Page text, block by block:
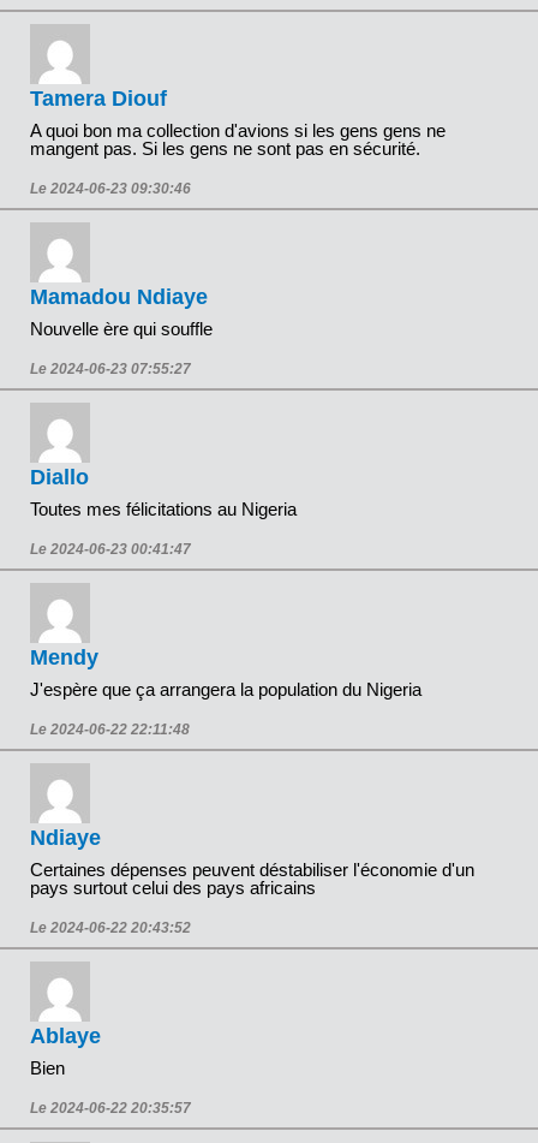
Tamera Diouf
A quoi bon ma collection d'avions si les gens gens ne
mangent pas. Si les gens ne sont pas en sécurité.
Le 2024-06-23 09:30:46
Mamadou Ndiaye
Nouvelle ère qui souffle
Le 2024-06-23 07:55:27
Diallo
Toutes mes félicitations au Nigeria
Le 2024-06-23 00:41:47
Mendy
J'espère que ça arrangera la population du Nigeria
Le 2024-06-22 22:11:48
Ndiaye
Certaines dépenses peuvent déstabiliser l'économie d'un
pays surtout celui des pays africains
Le 2024-06-22 20:43:52
Ablaye
Bien
Le 2024-06-22 20:35:57